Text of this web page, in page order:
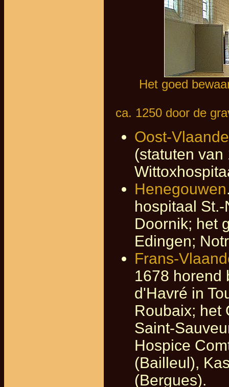
Het goed
ca. 1250 door de
Oost-
(statuten van
Henegouwen
hospitaal
Doornik; het
Edingen;
Frans-
1678 horend
d'Havré in
Roubaix; het
Saint-
Hospice
(Bailleul),
(Bergues).